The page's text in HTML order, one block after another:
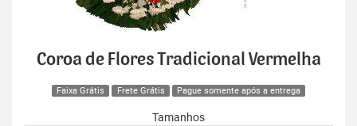
Coroa de Flores Tradicional Vermelha
Faixa Grátis Frete Grátis Pague somente após a entrega
Tamanhos